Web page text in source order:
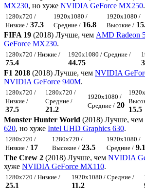
MX230, но хуже NVIDIA GeForce MX250.
1280x720 /
Низкие / 37.3
1920x1080 /
Средние / 16.8
1920x1080 /
Высокие /
FIFA 19 (2018) Лучше, чем AMD Radeon
GeForce MX230.
1280x720 / Низкие /
75.4
1920x1080 / Средние /
44.75
F1 2018 (2018) Лучше, чем NVIDIA
NVIDIA GeForce 940M.
1280x720 /
Низкие /
37.5
1280x720 /
Средние /
21.2
1920x1080 /
Средние / 20
15.5
Monster Hunter World (2018) Лучше, чем
620, но хуже Intel UHD Graphics 630.
1280x720 /
Низкие / 17
1280x720 /
Высокие / 23.5
1920x1080 /
Средние / 9.1
The Crew 2 (2018) Лучше, чем NVIDIA
хуже NVIDIA GeForce MX110.
1280x720 / Низкие /
25.1
1920x1080 / Средние /
11.2